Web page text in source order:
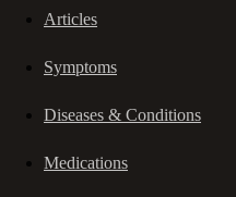
Articles
Symptoms
Diseases & Conditions
Medications